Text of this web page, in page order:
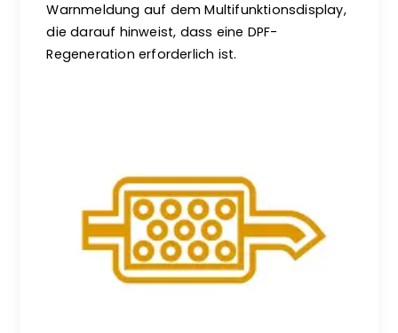
Warnmeldung auf dem Multifunktionsdisplay,
die darauf hinweist, dass eine DPF-
Regeneration erforderlich ist.